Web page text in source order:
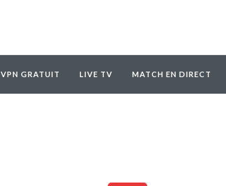
VPN GRATUIT LIVE TV MATCH EN DIRECT